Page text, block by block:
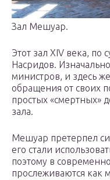
Зал Мешуар.
Этот зал XIV века, по
Насридов.
министров, и здесь
обращения от своих
простых «смертных»
зала.
Мешуар претерпел
его стали
поэтому в
прослеживаются как